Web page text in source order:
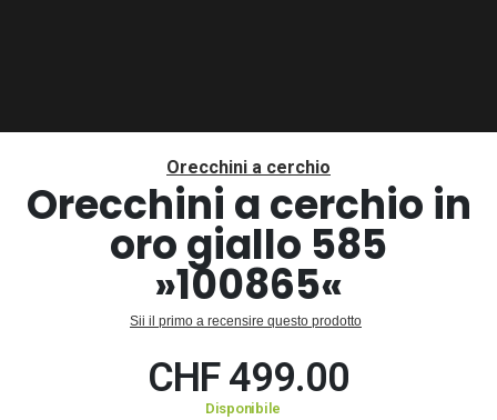
galleria
Orecchini a cerchio
Orecchini a cerchio in
oro giallo 585
»100865«
Sii il primo a recensire questo prodotto
CHF 499.00
Disponibile